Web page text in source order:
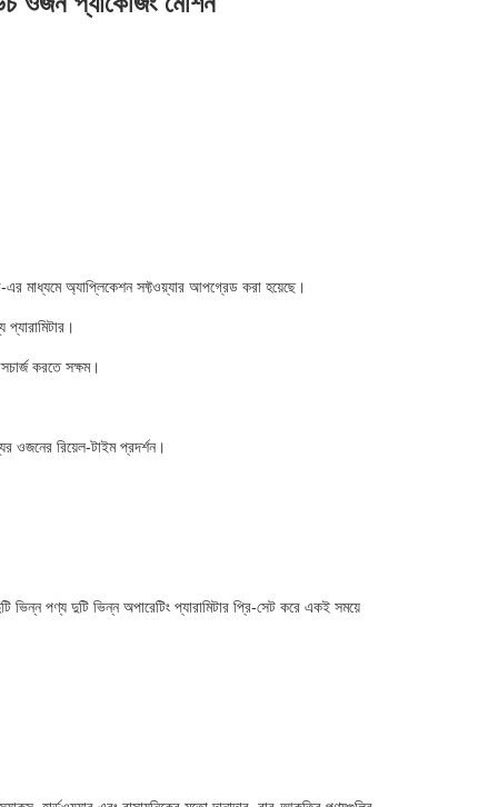
এর মাধ্যমে অ্যাপ্লিকেশন সফ্টওয়্যার আপগ্রেড করা হয়েছে।
করতে সক্ষম।
ওজনের রিয়েল-টাইম প্রদর্শন।
পণ্য দুটি ভিন্ন অপারেটিং প্যারামিটার প্রি-সেট করে একই সময়ে